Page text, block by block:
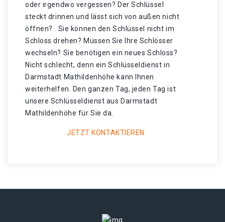
oder irgendwo vergessen? Der Schlüssel
steckt drinnen und lässt sich von außen nicht
öffnen? . Sie können den Schlüssel nicht im
Schloss drehen? Müssen Sie Ihre Schlösser
wechseln? Sie benötigen ein neues Schloss?
Nicht schlecht, denn ein Schlüsseldienst in
Darmstadt Mathildenhöhe kann Ihnen
weiterhelfen. Den ganzen Tag, jeden Tag ist
unsere Schlüsseldienst aus Darmstadt
Mathildenhöhe für Sie da.
JETZT KONTAKTIEREN